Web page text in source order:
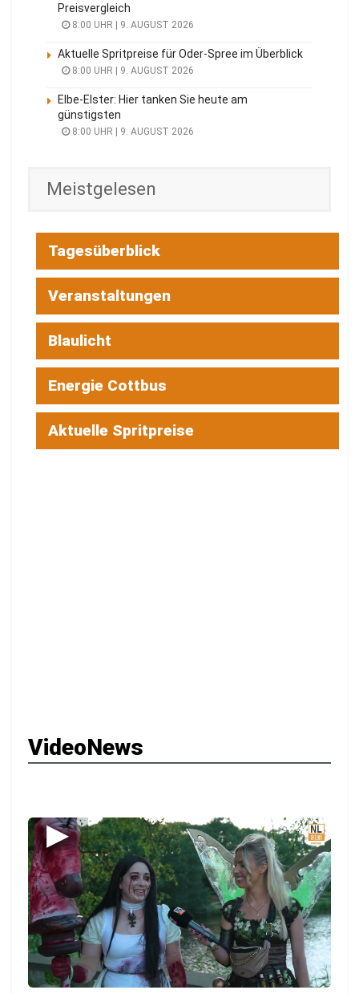
Preisvergleich
8:00 UHR | 9. AUGUST 2026
Aktuelle Spritpreise für Oder-Spree im Überblick
8:00 UHR | 9. AUGUST 2026
Elbe-Elster: Hier tanken Sie heute am
günstigsten
8:00 UHR | 9. AUGUST 2026
Meistgelesen
Tagesüberblick
Veranstaltungen
Blaulicht
Energie Cottbus
Aktuelle Spritpreise
VideoNews
▶